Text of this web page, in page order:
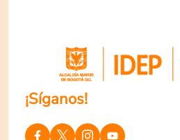
¡Síganos!